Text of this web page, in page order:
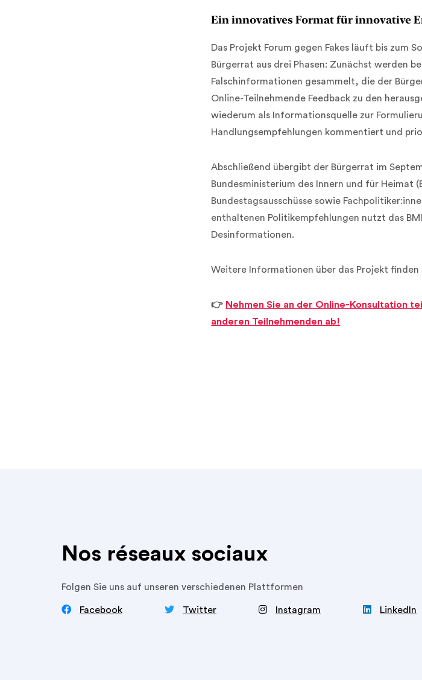
Ein innovatives Format für innovative
Das Projekt Forum gegen Fakes läuft bis zum
Bürgerrat aus drei Phasen: Zunächst werden
Falschinformationen gesammelt, die der
Online-Teilnehmende Feedback zu den
wiederum als Informationsquelle zur
Handlungsempfehlungen kommentiert und
Abschließend übergibt der Bürgerrat im
Bundesministerium des Innern und für Heimat
Bundestagsausschüsse sowie
enthaltenen Politikempfehlungen nutzt das
Desinformationen.
Weitere Informationen über das Projekt finden
👉 Nehmen Sie an der Online-Konsultation
anderen Teilnehmenden ab!
Nos réseaux sociaux
Folgen Sie uns auf unseren verschiedenen Plattformen
 Facebook  Twitter ‍ Instagram  LinkedIn